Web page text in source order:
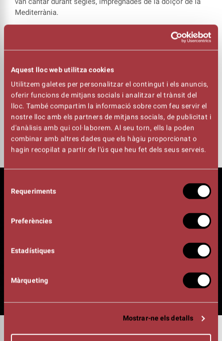
Aquest lloc web utilitza cookies
Utilitzem galetes per personalitzar el contingut i els anuncis,
oferir funcions de mitjans socials i analitzar el trànsit del
lloc. També compartim la informació sobre com feu servir el
nostre lloc amb els partners de mitjans socials, de publicitat i
d'anàlisis amb qui col·laborem. Al seu torn, ells la poden
combinar amb altres dades que els hàgiu proporcionat o
hagin recopilat a partir de l'ús que heu fet dels seus serveis.
Requeriments
Preferències
Estadístiques
Màrqueting
Mostrar-ne els detalls
Mediterrània.
ha recuperat les cançons judeocatalanes
que existien. També ha treballat el tema de les tres
la cristiana.
Eduard Iniestaés un músic, creador i un intèrpret
excel·lent. És un dels músics més versàtils de la creació i
la interpretació musical de nostre país, i profund
coneixedor de tots els instruments de corda de la
Mediterrània.